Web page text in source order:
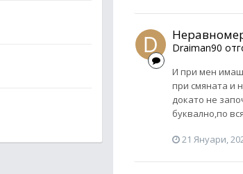
Draiman90
И при мен
при смяната и
докато не
буквално,по
21 Януари,